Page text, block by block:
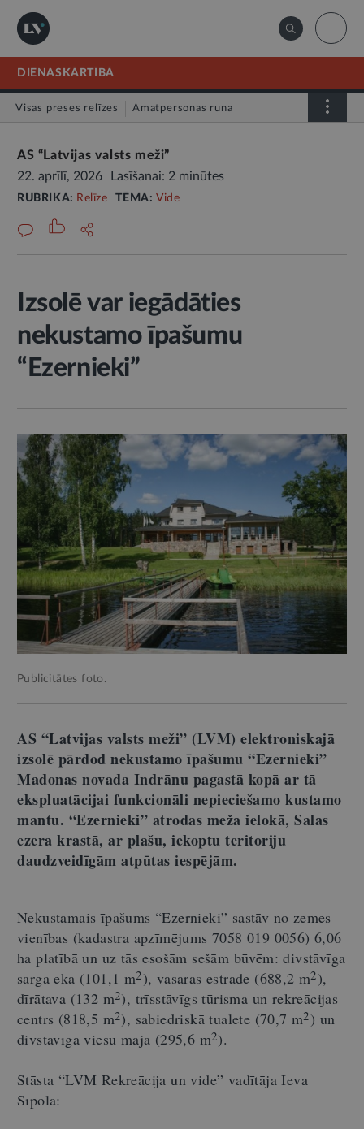
DIENASKĀRTĪBĀ
Visas preses relīzes Amatpersonas runa
AS “Latvijas valsts meži”
22. aprīlī, 2026
Lasīšanai: 2 minūtes
RUBRIKA: Relīze TĒMA:Vide
Izsolē var iegādāties
nekustamo īpašumu
“Ezernieki”
Publicitātes foto.
AS “Latvijas valsts meži” (LVM) elektroniskajā
izsolē pārdod nekustamo īpašumu “Ezernieki”
Madonas novada Indrānu pagastā kopā ar tā
ekspluatācijai funkcionāli nepieciešamo kustamo
mantu. “Ezernieki” atrodas meža ielokā, Salas
ezera krastā, ar plašu, iekoptu teritoriju
daudzveidīgām atpūtas iespējām.
Nekustamais īpašums “Ezernieki” sastāv no zemes
vienības (kadastra apzīmējums 7058 019 0056) 6,06
ha platībā un uz tās esošām sešām būvēm: divstāvīga
sarga ēka (101,1 m2), vasaras estrāde (688,2 m2),
dīrātava (132 m2), trīsstāvīgs tūrisma un rekreācijas
centrs (818,5 m2), sabiedriskā tualete (70,7 m2) un
divstāvīga viesu māja (295,6 m2).
Stāsta “LVM Rekreācija un vide” vadītāja Ieva
Sīpola: